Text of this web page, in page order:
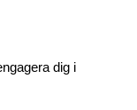
dig i